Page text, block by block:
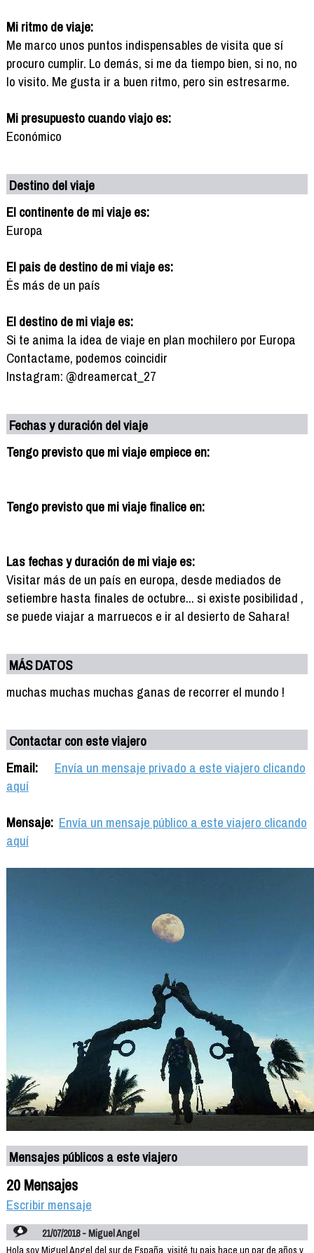
Mi ritmo de viaje:
Me marco unos puntos indispensables de visita que sí
procuro cumplir. Lo demás, si me da tiempo bien, si no, no
lo visito. Me gusta ir a buen ritmo, pero sin estresarme.
Mi presupuesto cuando viajo es:
Económico
Destino del viaje
El continente de mi viaje es:
Europa
El pais de destino de mi viaje es:
És más de un país
El destino de mi viaje es:
Si te anima la idea de viaje en plan mochilero por Europa
Contactame, podemos coincidir
Instagram: @dreamercat_27
Fechas y duración del viaje
Tengo previsto que mi viaje empiece en:
Tengo previsto que mi viaje finalice en:
Las fechas y duración de mi viaje es:
Visitar más de un país en europa, desde mediados de
setiembre hasta finales de octubre... si existe posibilidad ,
se puede viajar a marruecos e ir al desierto de Sahara!
MÁS DATOS
muchas muchas muchas ganas de recorrer el mundo !
Contactar con este viajero
Email:
Envía un mensaje privado a este viajero clicando
aquí
Mensaje: Envía un mensaje público a este viajero clicando
aquí
Mensajes públicos a este viajero
20 Mensajes
Escribir mensaje
21/07/2018 - Miguel Angel
Hola soy Miguel Angel del sur de España, visité tu pais hace un par de años y